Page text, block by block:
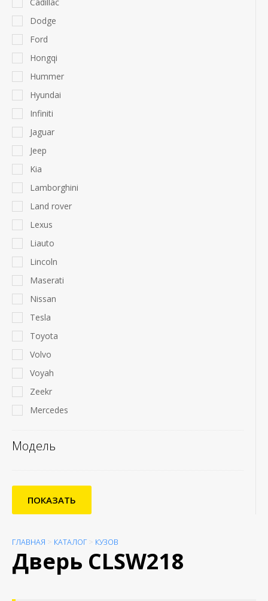
Dodge
Ford
Hongqi
Hummer
Hyundai
Infiniti
Jaguar
Jeep
Kia
Lamborghini
Land rover
Lexus
Liauto
Lincoln
Maserati
Nissan
Tesla
Toyota
Volvo
Voyah
Zeekr
Mercedes
Модель
ПОКАЗАТЬ
ГЛАВНАЯ > КАТАЛОГ > КУЗОВ
Дверь CLSW218